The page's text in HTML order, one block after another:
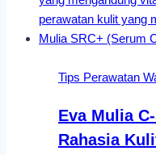
Tips Perawatan
Eva Mulia
Rahasia